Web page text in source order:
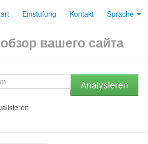
Einstufung Kontakt Sprache
вашего сайта
Analysieren